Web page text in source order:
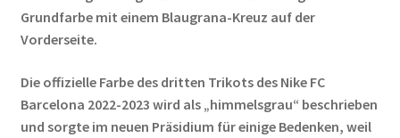
Grundfarbe mit einem Blaugrana-Kreuz auf der
Vorderseite.
Die offizielle Farbe des dritten Trikots des Nike FC
Barcelona 2022-2023 wird als „himmelsgrau“ beschrieben
und sorgte im neuen Präsidium für einige Bedenken, weil